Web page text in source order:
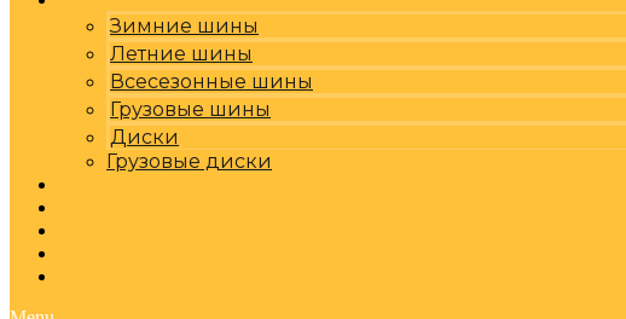
Зимние шины
Летние шины
Всесезонные шины
Грузовые шины
Диски
Грузовые диски